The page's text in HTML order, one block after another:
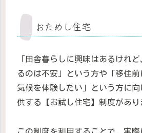
おためし住宅
「田舎暮らしに興味はあるけれ
るのは不安」という方や「移住
気候を体験したい」という方に
供する【お試し住宅】制度があり